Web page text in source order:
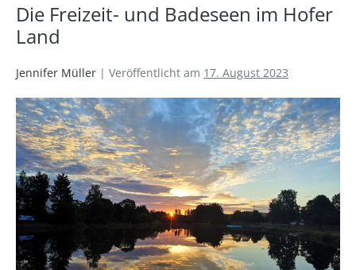
Die Freizeit- und Badeseen im Hofer
Land
Jennifer Müller | Veröffentlicht am 17. August 2023